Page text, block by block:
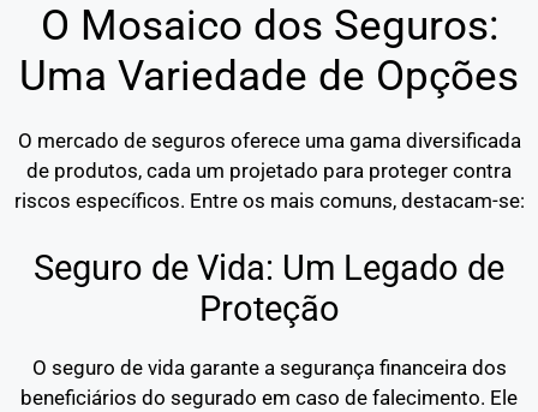
O Mosaico dos Seguros:
Uma Variedade de Opções
O mercado de seguros oferece uma gama diversificada
de produtos, cada um projetado para proteger contra
riscos específicos. Entre os mais comuns, destacam-se:
Seguro de Vida: Um Legado de
Proteção
O seguro de vida garante a segurança financeira dos
beneficiários do segurado em caso de falecimento. Ele